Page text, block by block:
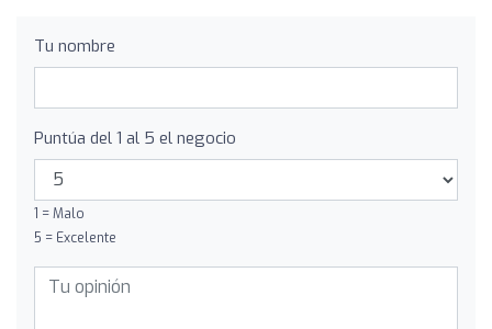
Tu nombre
Puntúa del 1 al 5 el negocio
1 = Malo
5 = Excelente